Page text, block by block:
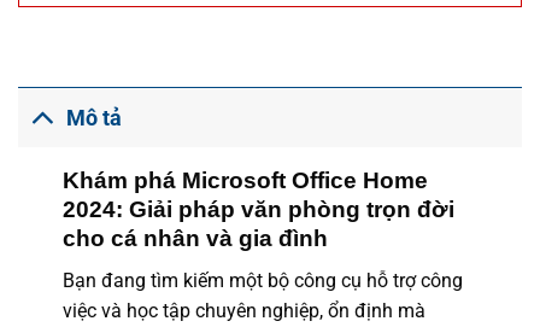
Mô tả
Khám phá Microsoft Office Home
2024: Giải pháp văn phòng trọn đời
cho cá nhân và gia đình
Bạn đang tìm kiếm một bộ công cụ hỗ trợ công
việc và học tập chuyên nghiệp, ổn định mà